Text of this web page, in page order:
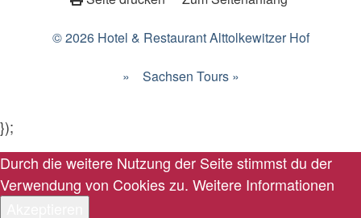
© 2026 Hotel & Restaurant Alttolkewitzer Hof
» Sachsen Tours »
});
Durch die weitere Nutzung der Seite stimmst du der
Verwendung von Cookies zu. Weitere Informationen